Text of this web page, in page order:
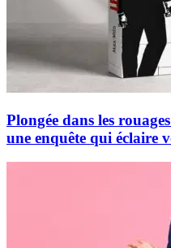
Plongée dans les
une enquête qui éclaire